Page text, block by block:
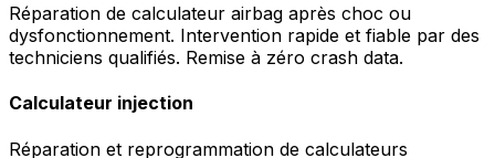
Réparation de calculateur airbag après choc ou
dysfonctionnement. Intervention rapide et fiable par des
techniciens qualifiés. Remise à zéro crash data.
Calculateur injection
Réparation et reprogrammation de calculateurs